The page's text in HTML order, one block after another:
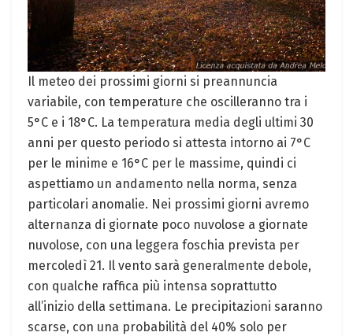
Il meteo dei prossimi giorni si preannuncia
variabile, con temperature che oscilleranno tra i
5°C e i 18°C. La temperatura media degli ultimi 30
anni per questo periodo si attesta intorno ai 7°C
per le minime e 16°C per le massime, quindi ci
aspettiamo un andamento nella norma, senza
particolari anomalie. Nei prossimi giorni avremo
alternanza di giornate poco nuvolose a giornate
nuvolose, con una leggera foschia prevista per
mercoledì 21. Il vento sarà generalmente debole,
con qualche raffica più intensa soprattutto
all’inizio della settimana. Le precipitazioni saranno
scarse, con una probabilità del 40% solo per